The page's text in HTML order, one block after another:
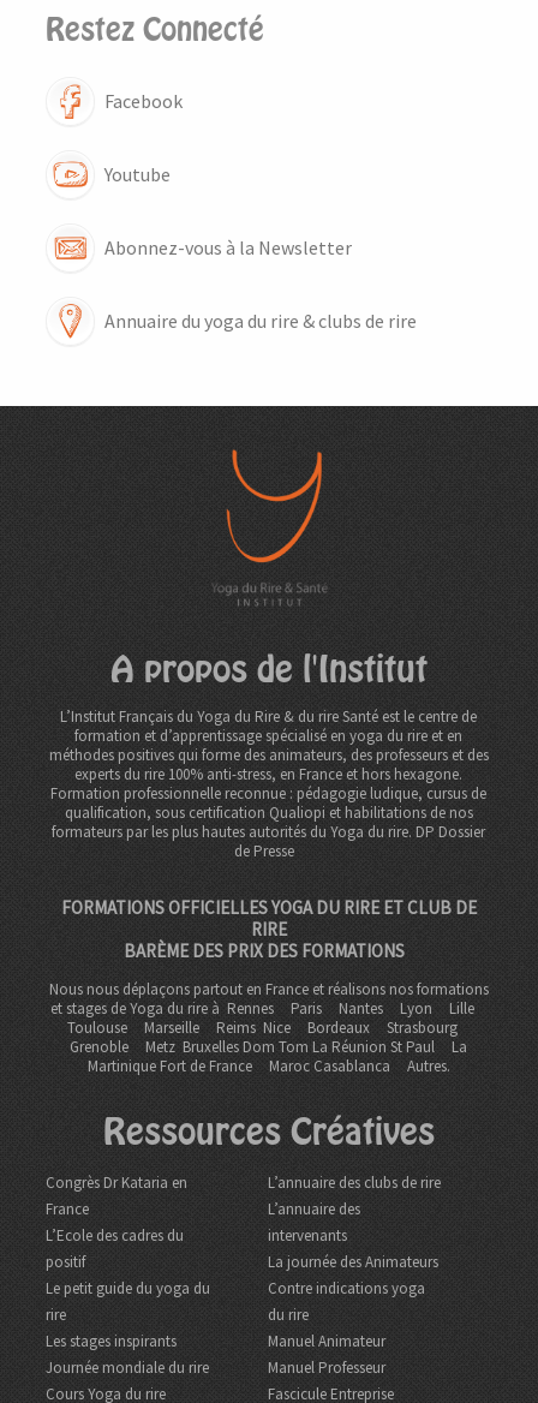
Restez Connecté
Facebook
Youtube
Abonnez-vous à la Newsletter
Annuaire du yoga du rire & clubs de rire
A propos de l'Institut
L’Institut Français du Yoga du Rire & du rire Santé est le centre de
formation et d’apprentissage spécialisé en yoga du rire et en
méthodes positives qui forme des animateurs, des professeurs et des
experts du rire 100% anti-stress, en France et hors hexagone.
Formation professionnelle reconnue : pédagogie ludique, cursus de
qualification, sous certification Qualiopi et habilitations de nos
formateurs par les plus hautes autorités du Yoga du rire. DPDossier
de Presse
FORMATIONS OFFICIELLES YOGA DU RIRE ET CLUB DE
RIRE
BARÈME DES PRIX DES FORMATIONS
Nous nous déplaçons partout en France et réalisons nos formations
et stages de Yoga du rire à Rennes Paris Nantes Lyon
Lille
Toulouse
Marseille Reims Nice Bordeaux
Strasbourg
Grenoble
Metz Bruxelles Dom TomLa Réunion St Paul
La
Martinique Fort de France
Maroc Casablanca Autres.
Ressources Créatives
Congrès Dr Kataria en
France
L’Ecole des cadres du
positif
Le petit guide du yoga du
rire
Les stages inspirants
Journée mondiale du rire
Cours Yoga du rire
L’annuaire des clubs de rire
L’annuaire des
intervenants
La journée des Animateurs
Contre indications yoga
du rire
Manuel Animateur
Manuel Professeur
Fascicule Entreprise